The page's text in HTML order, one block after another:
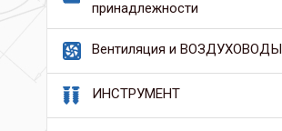
принадлежности
Вентиляция и ВОЗДУХОВОДЫ
ИНСТРУМЕНТ